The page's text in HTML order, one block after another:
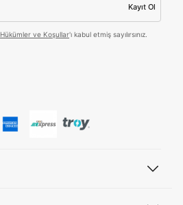
Kayıt Ol
Hükümler ve Koşullar'ı kabul etmiş sayılırsınız.